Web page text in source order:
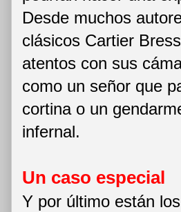
Desde muchos
clásicos Cartier
atentos con sus
como un señor que
cortina o un
infernal.
Un caso especial
Y por último están